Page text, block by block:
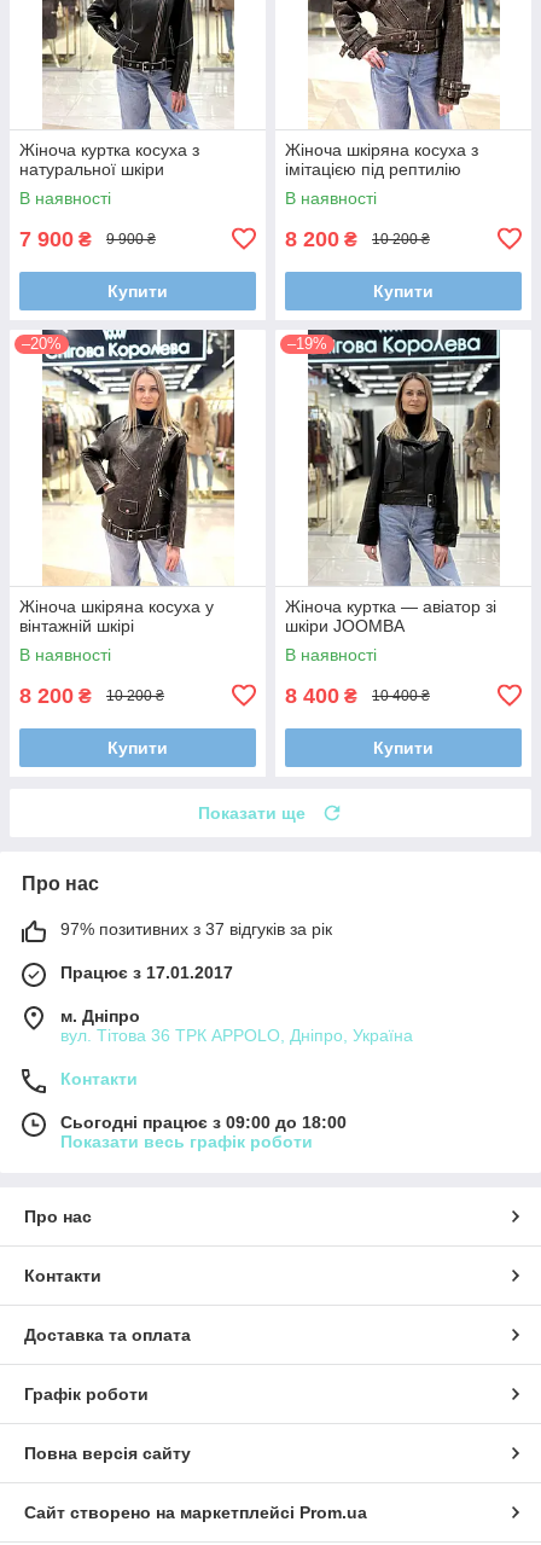
Жіноча куртка косуха з
натуральної шкіри
В наявності
7 900 ₴ 9 900 ₴
Купити
Жіноча шкіряна косуха з
імітацією під рептилію
В наявності
8 200 ₴ 10 200 ₴
Купити
–20%
Жіноча шкіряна косуха у
вінтажній шкірі
В наявності
8 200 ₴ 10 200 ₴
Купити
–19%
Жіноча куртка — авіатор зі
шкіри JOOMBA
В наявності
8 400 ₴ 10 400 ₴
Купити
Показати ще
Про нас
97% позитивних з 37 відгуків за рік
Працює з 17.01.2017
м. Дніпро
вул. Тітова 36 ТРК APPOLO, Дніпро, Україна
Контакти
Сьогодні працює з 09:00 до 18:00
Показати весь графік роботи
Про нас
Контакти
Доставка та оплата
Графік роботи
Повна версія сайту
Сайт створено на маркетплейсі Prom.ua